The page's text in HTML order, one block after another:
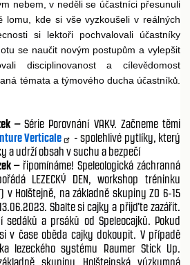
nebem, v neděli se účastníci přesunuli
lomu, kde si vše vyzkoušeli v reálných
si lektoři pochvalovali účastníky
se naučit novým postupům a vylepšit
disciplinovanost a cílevědomost
témata a týmového ducha účastníků.
–Série Porovnání VAKY. Začneme těmi
Verticale
- spolehlivé pytlíky, který
a udrží obsah v suchu a bezpečí
–řipomínáme! Speleologická záchranná
LEZECKÝ DEN, workshop tréninku
v Holštejně, na základně skupiny ZO 6-15
13.06.2023. Sbalte si cajky a přijďte zazářit.
sedáků a prsáků od Speleocajků. Pokud
v čase oběda cajky dokoupit. V případě
lezeckého systému Raumer Stick Up.